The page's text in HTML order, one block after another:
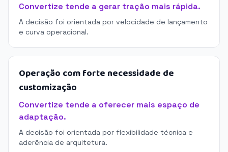
Convertize tende a gerar tração mais rápida.
A decisão foi orientada por velocidade de lançamento
e curva operacional.
Operação com forte necessidade de
customização
Convertize tende a oferecer mais espaço de
adaptação.
A decisão foi orientada por flexibilidade técnica e
aderência de arquitetura.